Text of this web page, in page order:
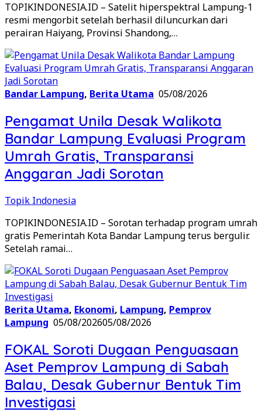
TOPIKINDONESIA.ID – Satelit hiperspektral Lampung-1
resmi mengorbit setelah berhasil diluncurkan dari
perairan Haiyang, Provinsi Shandong,…
Bandar Lampung, Berita Utama 05/08/2026
Pengamat Unila Desak Walikota
Bandar Lampung Evaluasi Program
Umrah Gratis, Transparansi
Anggaran Jadi Sorotan
Topik Indonesia
TOPIKINDONESIA.ID – Sorotan terhadap program umrah
gratis Pemerintah Kota Bandar Lampung terus bergulir.
Setelah ramai…
Berita Utama, Ekonomi, Lampung, Pemprov
Lampung 05/08/202605/08/2026
FOKAL Soroti Dugaan Penguasaan
Aset Pemprov Lampung di Sabah
Balau, Desak Gubernur Bentuk Tim
Investigasi